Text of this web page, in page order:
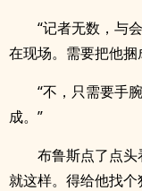
“记者无数，与
在现场。需要把他捆
“不，只需要手
成。”
布鲁斯点了点头
就这样。得给他找个